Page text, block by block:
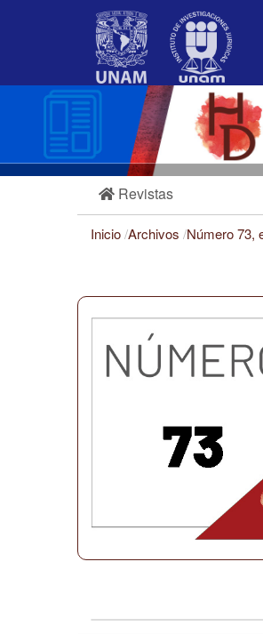
Barra
Revistas
Inicio/Archivos /Número 73,